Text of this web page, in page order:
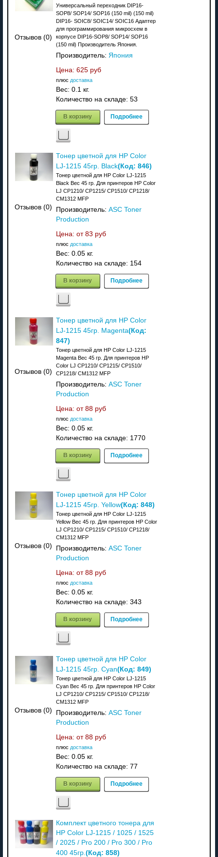
Отзывов (0)
Универсальный переходник DIP16-
SOP8/ SOP14/ SOP16 (150 mil) (150 mil)
DIP16- SOIC8/ SOIC14/ SOIC16 Адаптер
для программирования микросхем в
корпусе DIP16-SOP8/ SOP14/ SOP16
(150 mil) Производитель Япония.
Производитель: Япония
Цена: 625 руб
плюс доставка
Вес: 0.1 кг.
Количество на складе: 53
В корзину Подробнее
Отзывов (0)
Тонер цветной для HP Color
LJ-1215 45гр. Black(Код: 846)
Тонер цветной для HP Color LJ-1215
Black Вес 45 гр. Для принтеров HP Color
LJ CP1210/ CP1215/ CP1510/ CP1218/
CM1312 MFP
Производитель: ASC Toner
Production
Цена: от 83 руб
плюс доставка
Вес: 0.05 кг.
Количество на складе: 154
В корзину Подробнее
Отзывов (0)
Тонер цветной для HP Color
LJ-1215 45гр. Magenta(Код:
847)
Тонер цветной для HP Color LJ-1215
Magenta Вес 45 гр. Для принтеров HP
Color LJ CP1210/ CP1215/ CP1510/
CP1218/ CM1312 MFP
Производитель: ASC Toner
Production
Цена: от 88 руб
плюс доставка
Вес: 0.05 кг.
Количество на складе: 1770
В корзину Подробнее
Отзывов (0)
Тонер цветной для HP Color
LJ-1215 45гр. Yellow(Код: 848)
Тонер цветной для HP Color LJ-1215
Yellow Вес 45 гр. Для принтеров HP Color
LJ CP1210/ CP1215/ CP1510/ CP1218/
CM1312 MFP
Производитель: ASC Toner
Production
Цена: от 88 руб
плюс доставка
Вес: 0.05 кг.
Количество на складе: 343
В корзину Подробнее
Отзывов (0)
Тонер цветной для HP Color
LJ-1215 45гр. Cyan(Код: 849)
Тонер цветной для HP Color LJ-1215
Cyan Вес 45 гр. Для принтеров HP Color
LJ CP1210/ CP1215/ CP1510/ CP1218/
CM1312 MFP
Производитель: ASC Toner
Production
Цена: от 88 руб
плюс доставка
Вес: 0.05 кг.
Количество на складе: 77
В корзину Подробнее
Комплект цветного тонера для
HP Color LJ-1215 / 1025 / 1525
/ 2025 / Pro 200 / Pro 300 / Pro
400 45гр. (Код: 858)